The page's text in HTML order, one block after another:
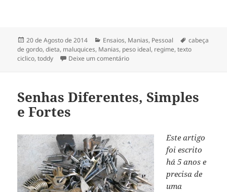
Publicado
a
20 de Agosto de 2014 Categorias
Ensaios, Manias, Pessoal Etiquetas
cabeça
de gordo,dieta, maluquices, Manias, peso ideal, regime,texto
ciclico,toddy Deixe um comentáriosobre E Se Eu Não Pensasse “E
Senhas Diferentes, Simples
e Fortes
Este artigo
foi escrito
há 5 anos e
precisa de
uma